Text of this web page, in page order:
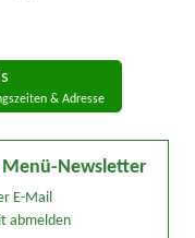
& Adresse
Menü-Newsletter
E-Mail
abmelden